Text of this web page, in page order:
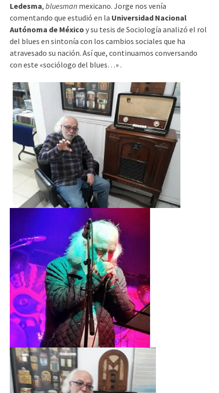
Ledesma, bluesman mexicano. Jorge nos venía
comentando que estudió en la Universidad Nacional
Autónoma de México y su tesis de Sociología analizó el rol
del blues en sintonía con los cambios sociales que ha
atravesado su nación. Así que, continuamos conversando
con este «sociólogo del blues…» .